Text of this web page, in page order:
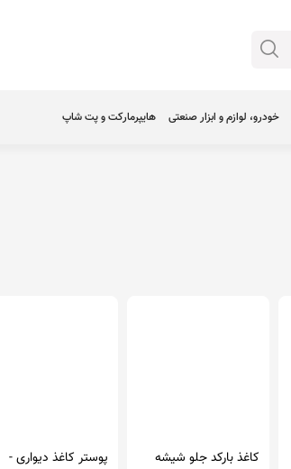
خودرو، لوازم و ابزار صنعتی هایپرمارکت و پت شاپ
کاغذ بارکد جلو شیشه
پوستر کاغذ دیواری -